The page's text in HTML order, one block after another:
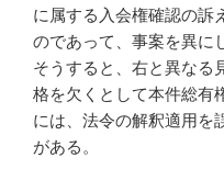
に属する入会権確認の訴
のであって、事案を異に
そうすると、右と異なる
格を欠くとして本件総有
には、法令の解釈適用を
がある。